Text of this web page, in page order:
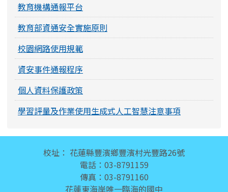
教育機構通報平台
教育部資通安全實施原則
校園網路使用規範
資安事件通報程序
個人資料保護政策
學習評量及作業使用生成式人工智慧注意事項
頁尾區域內容
校址： 花蓮縣豐濱鄉豐濱村光豐路26號
電話：03-8791159
傳真：03-8791160
花蓮東海岸唯一臨海的國中